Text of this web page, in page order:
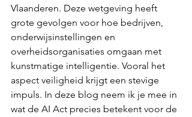
Vlaanderen. Deze wetgeving heeft
grote gevolgen voor hoe bedrijven,
onderwijsinstellingen en
overheidsorganisaties omgaan met
kunstmatige intelligentie. Vooral het
aspect veiligheid krijgt een stevige
impuls. In deze blog neem ik je mee in
wat de AI Act precies betekent voor de